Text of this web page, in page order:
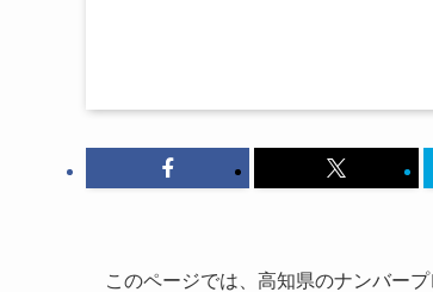
このページでは、高知県のナンバー